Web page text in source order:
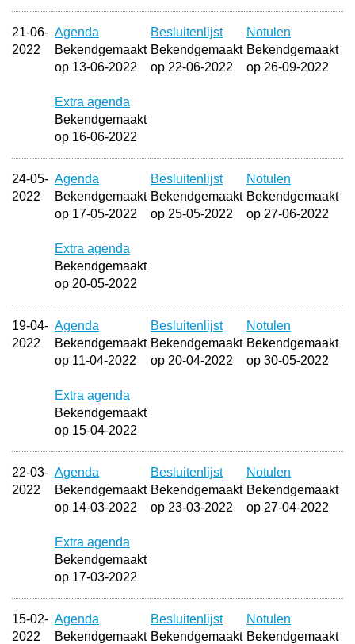
21-06-
2022
Agenda
Bekendgemaakt
op 13-06-2022
Extra agenda
Bekendgemaakt
op 16-06-2022
Besluitenlijst
Bekendgemaakt
op 22-06-2022
Notulen
Bekendgemaakt
op 26-09-2022
24-05-
2022
Agenda
Bekendgemaakt
op 17-05-2022
Extra agenda
Bekendgemaakt
op 20-05-2022
Besluitenlijst
Bekendgemaakt
op 25-05-2022
Notulen
Bekendgemaakt
op 27-06-2022
19-04-
2022
Agenda
Bekendgemaakt
op 11-04-2022
Extra agenda
Bekendgemaakt
op 15-04-2022
Besluitenlijst
Bekendgemaakt
op 20-04-2022
Notulen
Bekendgemaakt
op 30-05-2022
22-03-
2022
Agenda
Bekendgemaakt
op 14-03-2022
Extra agenda
Bekendgemaakt
op 17-03-2022
Besluitenlijst
Bekendgemaakt
op 23-03-2022
Notulen
Bekendgemaakt
op 27-04-2022
15-02-
2022
Agenda
Bekendgemaakt
Besluitenlijst
Bekendgemaakt
Notulen
Bekendgemaakt